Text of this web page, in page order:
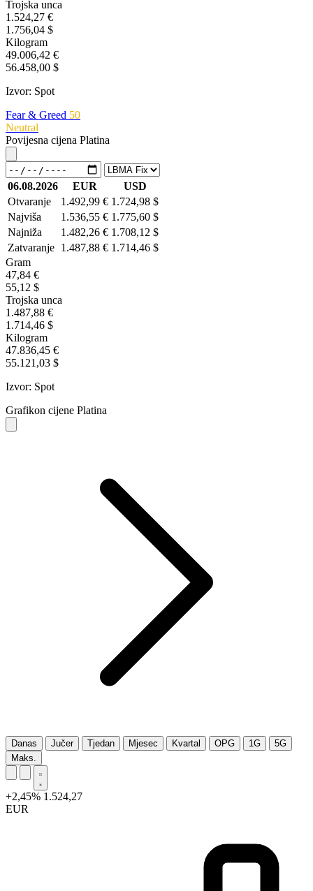
Trojska unca
1.524,27 €
1.756,04 $
Kilogram
49.006,42 €
56.458,00 $
Izvor: Spot
Fear & Greed 50
Neutral
Povijesna cijena Platina
06.08.2026 EUR
USD
Otvaranje
1.492,99 € 1.724,98 $
Najviša
1.536,55 € 1.775,60 $
Najniža
1.482,26 € 1.708,12 $
Zatvaranje 1.487,88 € 1.714,46 $
Gram
47,84 €
55,12 $
Trojska unca
1.487,88 €
1.714,46 $
Kilogram
47.836,45 €
55.121,03 $
Izvor: Spot
Grafikon cijene Platina
Danas Jučer Tjedan Mjesec Kvartal OPG 1G
5G
Maks.
+2,45% 1.524,27
EUR